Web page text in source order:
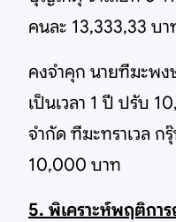
คนละ 13,333,33 บา
คงจำคุก นายฑีฆะพง
เป็นเวลา 1 ปี ปรับ
จำกัด ฑีฆะทราเวล ก
10,000 บาท
5. พิเคราะห์พฤติกา